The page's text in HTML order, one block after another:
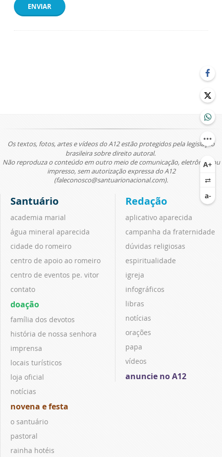
ENVIAR
Os textos, fotos, artes e vídeos do A12 estão protegidos pela legislação
brasileira sobre direito autoral.
Não reproduza o conteúdo em outro meio de comunicação, eletrônico ou
impresso, sem autorização expressa do A12
(faleconosco@santuarionacional.com).
Santuário
academia marial
água mineral aparecida
cidade do romeiro
centro de apoio ao romeiro
centro de eventos pe. vitor
contato
doação
família dos devotos
história de nossa senhora
imprensa
locais turísticos
loja oficial
notícias
novena e festa
o santuário
pastoral
rainha hotéis
Redação
aplicativo aparecida
campanha da fraternidade
dúvidas religiosas
espiritualidade
igreja
infográficos
libras
notícias
orações
papa
vídeos
anuncie no A12